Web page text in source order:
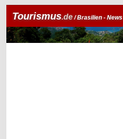
Tourismus.de/ Brasilien - News